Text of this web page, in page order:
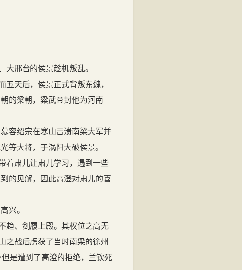
邢台的侯景趁机叛乱。
天后，侯景正式背叛东魏，
的梁朝，粱武帝封他为河南
容绍宗在寒山击溃南梁大军并
等大将，于涡阳大破侯景。
着肃儿让肃儿学习，遇到一些
的见解，因此高澄对肃儿的喜
兴。
趋、剑履上殿。其权位之高无
之战后虏获了当时南梁的徐州
是遭到了高澄的拒绝，兰钦死